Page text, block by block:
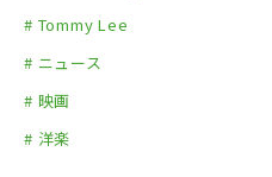
# Tommy Lee
# ニュース
# 映画
# 洋楽